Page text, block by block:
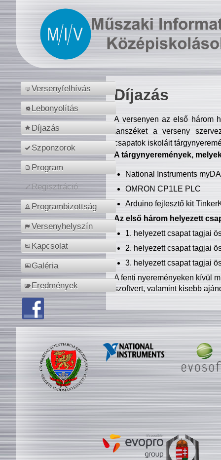
Versenyfelhívás
Lebonyolítás
Díjazás
Szponzorok
Program
Regisztráció
Programbizottság
Versenyhelyszín
Kapcsolat
Galéria
Eredmények
Díjazás
A versenyen az első három
tanszéket a verseny
csapatok iskoláit
A tárgynyeremények,
National Instruments
OMRON CP1LE PLC
Arduino fejlesztő kit
Az első három helyezett
1. helyezett csapat tagjai
2. helyezett csapat tagjai
3. helyezett csapat tagjai
A fenti nyereményeken kívül
szoftvert, valamint kisebb